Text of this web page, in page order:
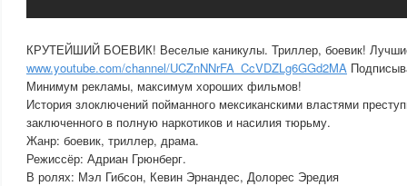
КРУТЕЙШИЙ БОЕВИК! Веселые каникулы. Триллер, боевик!
www.youtube.com/channel/UCZnNNrFA_CcVDZLg6GGd2MA
Минимум рекламы, максимум хороших фильмов!
История злоключений пойманного мексиканскими властями
заключенного в полную наркотиков и насилия тюрьму.
Жанр: боевик, триллер, драма.
Режиссёр: Адриан Грюнберг.
В ролях: Мэл Гибсон, Кевин Эрнандес, Долорес Эредия